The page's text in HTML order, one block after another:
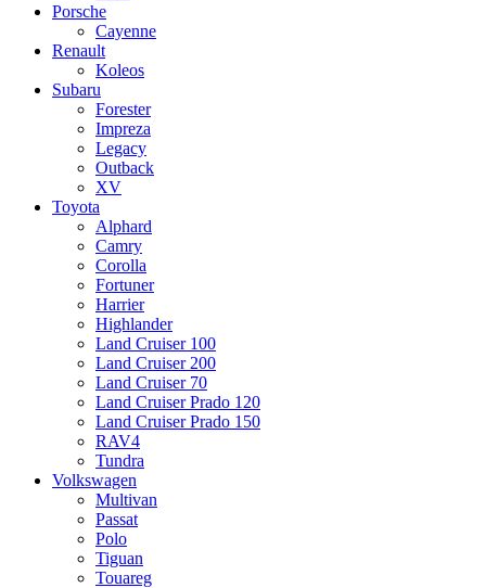
Porsche
Cayenne
Renault
Koleos
Subaru
Forester
Impreza
Legacy
Outback
XV
Toyota
Alphard
Camry
Corolla
Fortuner
Harrier
Highlander
Land Cruiser 100
Land Cruiser 200
Land Cruiser 70
Land Cruiser Prado 120
Land Cruiser Prado 150
RAV4
Tundra
Volkswagen
Multivan
Passat
Polo
Tiguan
Touareg